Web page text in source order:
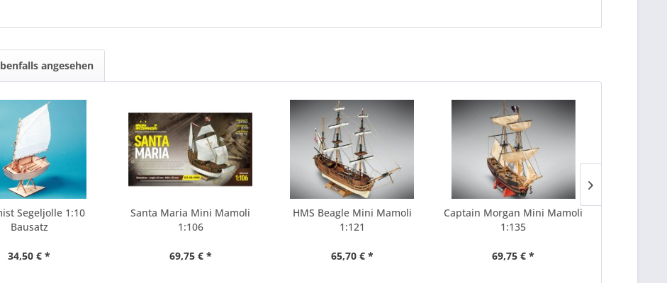
angesehen
Segeljolle 1:10
Bausatz
34,50 € *
Santa Maria Mini Mamoli
1:106
69,75 € *
HMS Beagle Mini Mamoli
1:121
65,70 € *
Captain Morgan Mini Mamoli
1:135
69,75 € *